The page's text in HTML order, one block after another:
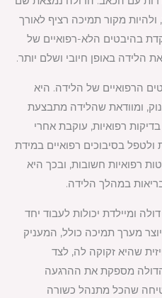
ולהיות מקור תמיכה רציף לאורך
בהיבטים הלא-רפואיים של
הלידה באופן חיובי ושלם יותר.
הרפואיים של הלידה. היא
ומוודאת שהלידה מתבצעת
רפואיות, עוקבת אחרי
בסיבוכים רפואיים במידת
רפואיות חשובות, ובכך היא
במהלך הלידה.
ומיילדת יכולות לעבוד יחד
מערך תמיכה כולל, המעניק
שהיא זקוקה לה, לצד
הדולה מספקת את ההרגעה
שהכל מתנהל כשורה